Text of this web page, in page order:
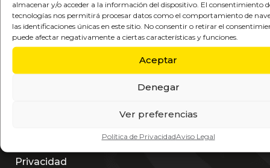
almacenar y/o acceder a la información del dispositivo. El consentimiento
tecnologías nos permitirá procesar datos como el comportamiento de
las identificaciones únicas en este sitio. No consentir o retirar el
puede afectar negativamente a ciertas características y funciones.
Aceptar
Denegar
Ver preferencias
Política de PrivacidadAviso Legal
Provincia
Mensaje
Privacidad